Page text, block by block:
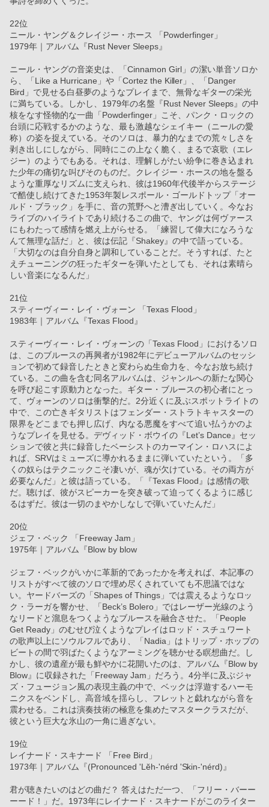
22位
ニール・ヤング＆クレイジー・ホース 「Powderfinger」
1979年｜アルバム『Rust Never Sleeps』
ニール・ヤングの音楽史は、「Cinnamon Girl」の潔い単音ソロか
ら、「Like a Hurricane」や「Cortez the Killer」、「Danger
Bird」で見せる白昼夢のようなプレイまで、無骨なギターの栄光
に満ちている。しかし、1979年の名盤『Rust Never Sleeps』の中
核をなす怪物的な一曲「Powderfinger」こそ、パンク・ロックの
台頭に応戦するかのような、最も激越なシェイキー（ニールの愛
称）の姿を捉えている。そのソロは、暴力的なまでの荒々しさを
剥き出しにしながら、同時にこの上なく脆く、まるで哀歌（エレ
ジー）のようでもある。それは、理解しがたい紛争に巻き込まれ
た少年の痛切な叫びそのものだ。クレイジー・ホースの地を盤る
ような重厚なリズムに支えられ、彼は1960年代後半からステージ
で酷使し続けてきた1953年製レスポール・ゴールドトップ「オー
ルド・ブラック」を手に、音の荒野へと漕ぎ出していく。今なお
ライブのハイライトであり続けるこの曲で、ヤングは何ヴァース
にもわたって感情を燃え上がらせる。「練習して偉大になろうな
んて無理な話だ」と、彼は伝記『Shakey』の中で語っている。
「大切なのは自分自身と調和していることだ。そうすれば、たと
えチューニングの狂ったギターを弾いたとしても、それは素晴ら
しい音楽になるんだ」
21位
スティーヴィー・レイ・ヴォーン 「Texas Flood」
1983年｜アルバム『Texas Flood』
スティーヴィー・レイ・ヴォーンの「Texas Flood」におけるソロ
は、このブルースの再興者が1982年にデビューアルバムのセッシ
ョンで初めて録音したときと変わらぬ生命力を、今なお放ち続け
ている。この曲を含む同名アルバムは、ジャンルへの新たな関心
を呼び起こす原動力となった。ギター・ブルースの初心者にとっ
て、ヴォーンのソロは衝撃的だ。2分近くに及ぶスポットライトの
中で、この亡きギタリストはフェンダー・ストラトキャスターの
限界をどこまでも押し広げ、内なる悪魔をすべて追い払うかのよ
うなプレイを見せる。デヴィッド・ボウイの『Let’s Dance』セッ
ションで彼と共に録音したベーシストのカーマイン・ロハスによ
れば、SRVはミューズに導かれるままに弾いていたという。「多
くの奴らはテクニックこそ凄いが、魂が欠けている。その両方が
必要なんだ」と彼は語っている。「『Texas Flood』は感情の歌
だ。聴けば、彼がスピーカーを突き破って迫ってくるように感じ
るはずだ。彼は一切のまやかしなしで弾いていたんだ」
20位
ジェフ・ベック 「Freeway Jam」
1975年｜アルバム『Blow by blow
ジェフ・ベックがいかに革新的であったかを考えれば、本記事の
リストがすべて彼のソロで埋め尽くされていても不思議ではな
い。ヤードバーズの「Shapes of Things」では震えるようなロッ
ク・ラーガを響かせ、「Beck’s Bolero」ではレーザー光線のよう
なリードと溜息をつくようなブルースを融合させた。「People
Get Ready」のむせび泣くようなプレイはロッド・スチュワート
の歌声以上にソウルフルであり、「Nadia」はトリップ・ホップの
ビートの間で羽ばたくようなアーミングを聴かせる瞑想曲だ。し
かし、彼の遺産が最も鮮やかに花開いたのは、アルバム『Blow by
Blow』に収録された「Freeway Jam」だろう。4分半に及ぶジャ
ズ・フュージョン風の表現主義の中で、ベックは浮遊するハーモ
ニクスをベンドし、高音域を揺らし、フレットと戯れながら音を
震わせる。これは演奏技術の極意を集めたマスタークラスだが、
彼という巨大な氷山の一角に過ぎない。
19位
レイナード・スキナード 「Free Bird」
1973年｜アルバム『(Pronounced 'Lĕh-'nérd 'Skin-'nérd)』
君が聴きたいのはどの曲だ？ 答えはただ一つ、「フリー・バーー
ーード！」だ。1973年にレイナード・スキナードがこのライター